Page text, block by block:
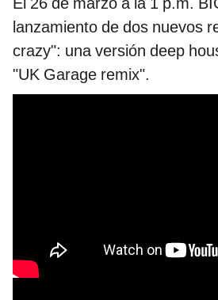
lanzamiento de dos nuevos
crazy": una versión deep
"UK Garage remix".